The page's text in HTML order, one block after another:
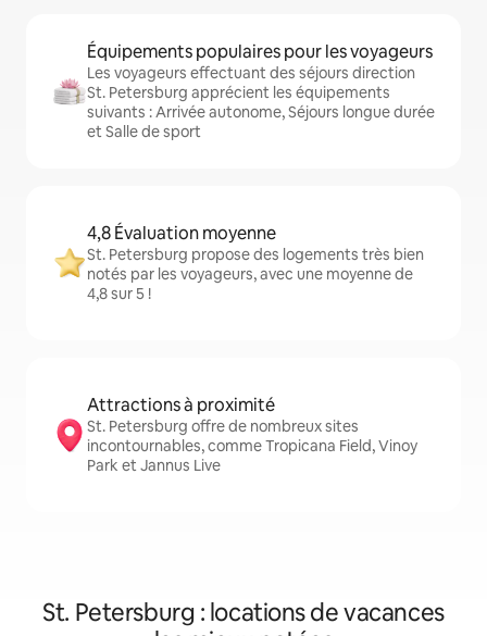
Équipements populaires pour les voyageurs
Les voyageurs effectuant des séjours direction
St. Petersburg apprécient les équipements
suivants : Arrivée autonome, Séjours longue durée
et Salle de sport
4,8 Évaluation moyenne
St. Petersburg propose des logements très bien
notés par les voyageurs, avec une moyenne de
4,8 sur 5 !
Attractions à proximité
St. Petersburg offre de nombreux sites
incontournables, comme Tropicana Field, Vinoy
Park et Jannus Live
St. Petersburg : locations de vacances